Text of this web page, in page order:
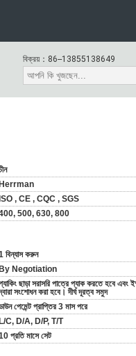
বিক্রয়： 86--13855138649
, CE , CQC , SGS
500, 630, 800
বিন্যাস করুন
Negotiation
ছাড়া সরাসরি পাত্রে প্যাক করতে হবে এবং
সংশোধন করা হবে। দীর্ঘ দূরত্ব সমুদ
পেমেন্ট প্রাপ্তির 3 মাস পরে
C, D/A, D/P, T/T
প্রতি মাসে সেট